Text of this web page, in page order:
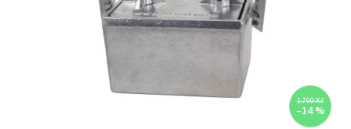
1 790 Kč
–14 %